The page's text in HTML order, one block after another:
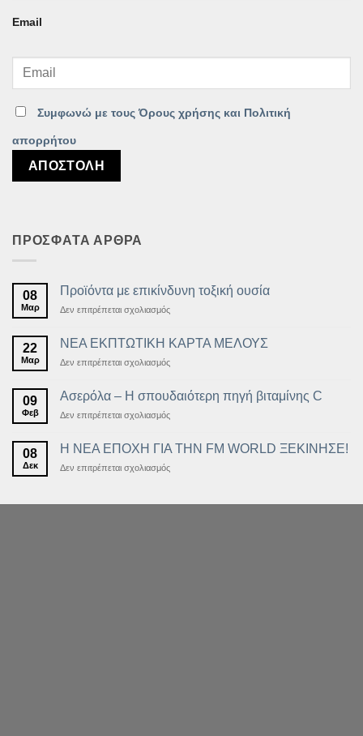
Email
Συμφωνώ με τους Όρους χρήσης και Πολιτική
απορρήτου
ΠΡΟΣΦΑΤΑ ΑΡΘΡΑ
08
Μαρ
Προϊόντα με επικίνδυνη τοξική ουσία
Δεν επιτρέπεται σχολιασμόςστο
με
επικίνδυνη
τοξική
22
Μαρ
ΝΕΑ ΕΚΠΤΩΤΙΚΗ ΚΑΡΤΑ ΜΕΛΟΥΣ
Δεν επιτρέπεται σχολιασμόςστο
ΕΚΠΤΩΤΙΚΗ
ΚΑΡΤΑ
ΜΕΛΟΥΣ
09
Φεβ
Ασερόλα – Η σπουδαιότερη πηγή βιταμίνης C
Δεν επιτρέπεται σχολιασμόςστο
Η
σπουδαιότερη
08
Δεκ
Η ΝΕΑ ΕΠΟΧΗ ΓΙΑ ΤΗΝ FM WORLD ΞΕΚΙΝΗΣΕ!
Δεν επιτρέπεται σχολιασμόςστο